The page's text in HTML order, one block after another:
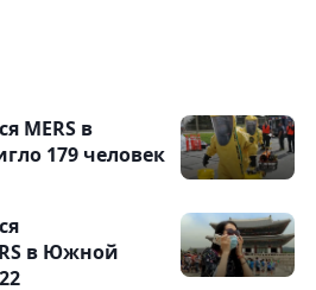
MERS в
179 человек
в Южной